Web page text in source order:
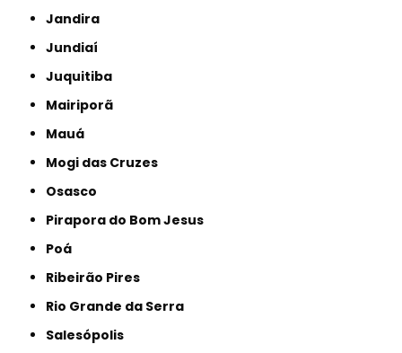
Jandira
Jundiaí
Juquitiba
Mairiporã
Mauá
Mogi das Cruzes
Osasco
Pirapora do Bom Jesus
Poá
Ribeirão Pires
Rio Grande da Serra
Salesópolis